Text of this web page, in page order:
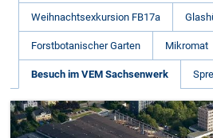
Weihnachtsexkursion FB17a
Forstbotanischer Garten Mikromat
Besuch im VEM Sachsenwerk